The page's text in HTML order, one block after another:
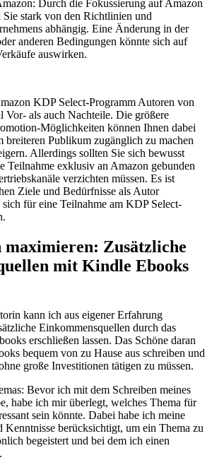
Durch die Fokussierung auf Amazon
Sie stark von den Richtlinien und
abhängig. Eine Änderung in der
⁣anderen ‍Bedingungen könnte sich ​auf
auswirken.
KDP Select-Programm Autoren von‍
als auch Nachteile. Die größere
Möglichkeiten können Ihnen dabei
breiteren Publikum zugänglich zu machen
Allerdings sollten Sie sich bewusst
Teilnahme exklusiv an Amazon gebunden
verzichten müssen. Es ist
Ziele​ und Bedürfnisse als Autor
für eine Teilnahme am KDP Select-
maximieren: Zusätzliche
mit​ Kindle ‌Ebooks
kann ich aus eigener Erfahrung‌
Einkommensquellen durch das
erschließen lassen. Das ⁢Schöne daran
bequem von zu​ Hause aus schreiben und
große ⁢Investitionen tätigen zu ‍müssen.
Bevor ich mit ⁢dem⁤ Schreiben ⁢meines
habe ich mir⁤ überlegt, welches Thema für‌
sein könnte. Dabei​ habe‍ ich meine
Kenntnisse berücksichtigt, um ein Thema zu‍
begeistert und bei dem ich einen